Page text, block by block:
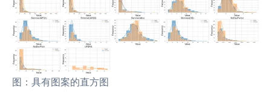
图：具有图案的直方图